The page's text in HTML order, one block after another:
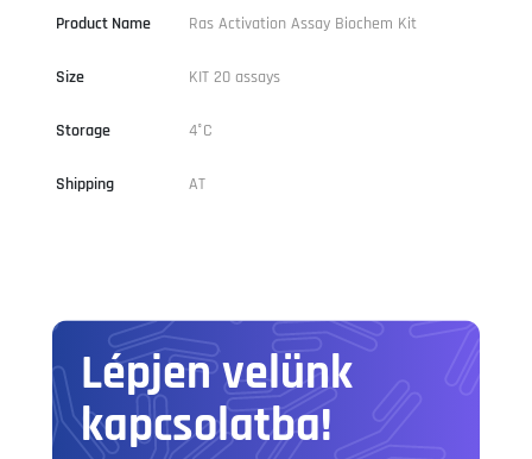
Product Name Ras Activation Assay Biochem Kit
Size KIT 20 assays
Storage 4°C
Shipping AT
Lépjen velünk
kapcsolatba!